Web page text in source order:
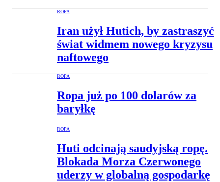
ROPA
Iran użył Hutich, by zastraszyć
świat widmem nowego kryzysu
naftowego
ROPA
Ropa już po 100 dolarów za
baryłkę
ROPA
Huti odcinają saudyjską ropę.
Blokada Morza Czerwonego
uderzy w globalną gospodarkę